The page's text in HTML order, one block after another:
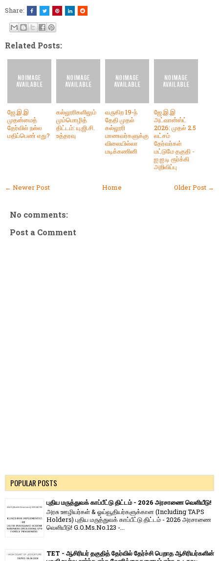
Share:
Related Posts:
ஜே.இ.இ
முதன்மைத்
தேர்வில் நல்ல
மதிப்பெண் எது?
கல்லூரிகளிலும்
மும்மொழித்
திட்டம்: யு.ஜி.சி.
உத்தரவு
வருகிற 19-ந்
தேதி முதல்
கல்லூரி
மாணவர்களுக்கு
விலையில்லா
மடிக்கணினி
ஜே.இ.இ
அட்வான்ஸ்ட்
2026: முதல் 2.5
லட்சம்
தேர்வர்கள்
மட்டுமே தகுதி -
ஐ.ஐ.டி ரூர்க்கி
அறிவிப்பு
← Newer Post Older Post →
Home
No comments:
Post a Comment
POPULAR POSTS
புதிய மருத்துவக் காப்பீட்டு திட்டம் - 2026 அரசாணை வெளியீடு!
அரசு ஊழியர்கள் & ஓய்வூதியர்களுக்கான (Including TAPS
Holders) புதிய மருத்துவக் காப்பீட்டு திட்டம் - 2026 அரசாணை
வெளியீடு! G.O.Ms.No.123 -...
TET - ஆசிரியர் தகுதித் தேர்வில் தேர்ச்சி பெறாத ஆசிரியர்களின்